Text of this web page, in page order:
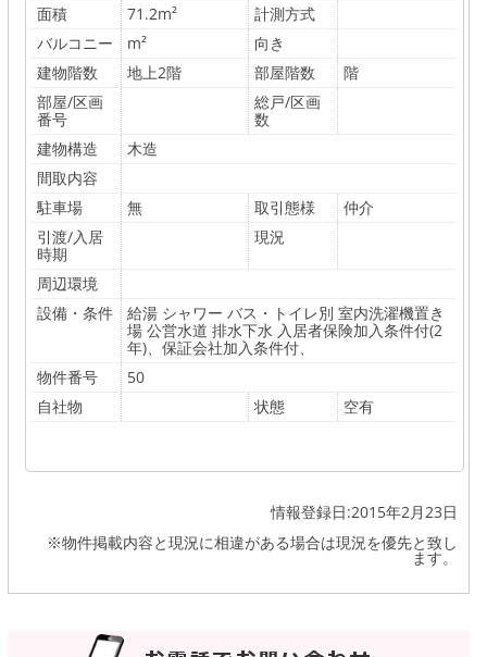
面積
71.2m²
計測方式
バルコニー
m²
向き
建物階数
地上2階 部屋階数
階
部屋/区画
番号
総戸/区画
数
建物構造
木造
間取内容
駐車場
無 取引態様
仲介
引渡/入居
時期
現況
周辺環境
設備・条件
給湯 シャワー バス・トイレ別 室内洗濯機置き
場 公営水道 排水下水 入居者保険加入条件付(2
年)、保証会社加入条件付、
物件番号
50
自社物
状態 空有
情報登録日:2015年2月23日
※物件掲載内容と現況に相違がある場合は現況を優先と致し
ます。